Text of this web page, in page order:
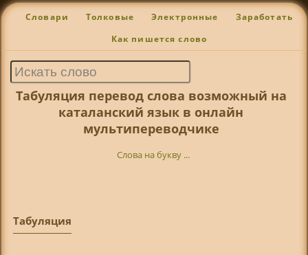
Словари Толковые Электронные Заработать
Как пишется слово
Табуляция перевод слова возможный на
каталанский язык в онлайн
мультипереводчике
Слова на букву ...
Табуляция